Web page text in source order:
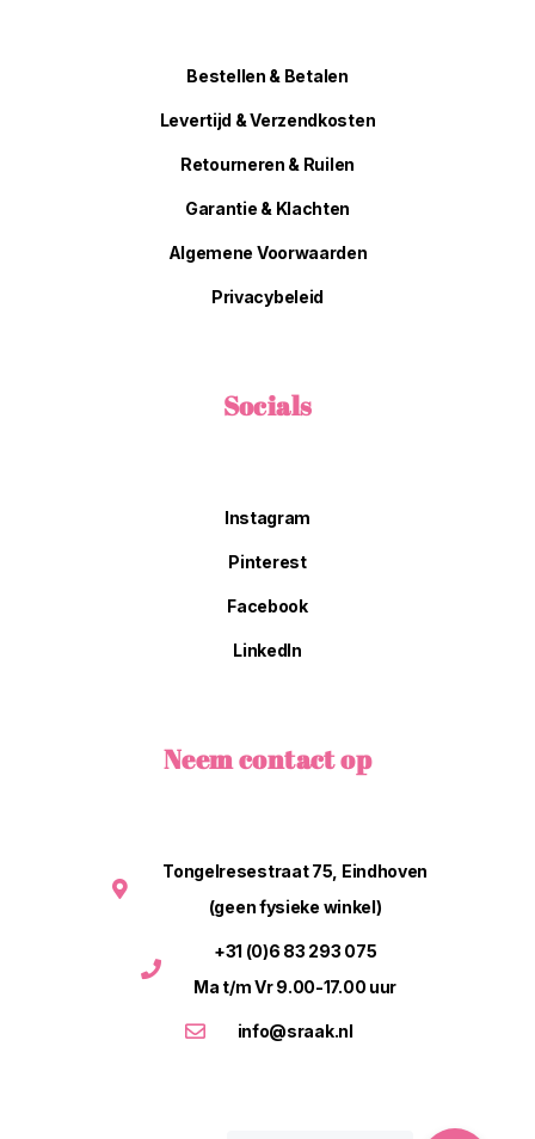
Bestellen & Betalen
Levertijd & Verzendkosten
Retourneren & Ruilen
Garantie & Klachten
Algemene Voorwaarden
Privacybeleid
Socials
Instagram
Pinterest
Facebook
LinkedIn
Neem contact op
Tongelresestraat 75, Eindhoven
(geen fysieke winkel)
+31 (0)6 83 293 075
Ma t/m Vr 9.00-17.00 uur
info@sraak.nl